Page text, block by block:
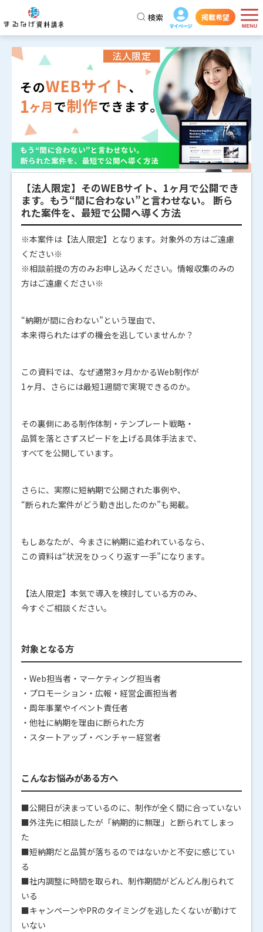
掲載希望
検索
【法人限定】そのWEBサイト、1ヶ月で公開でき
ます。もう“間に合わない”と言わせない。 断ら
れた案件を、最短で公開へ導く方法
※本案件は【法人限定】となります。対象外の方はご遠慮
ください※
※相談前提の方のみお申し込みください。情報収集のみの
方はご遠慮ください※
“納期が間に合わない”という理由で、
本来得られたはずの機会を逃していませんか？
この資料では、なぜ通常3ヶ月かかるWeb制作が
1ヶ月、さらには最短1週間で実現できるのか。
その裏側にある制作体制・テンプレート戦略・
品質を落とさずスピードを上げる具体手法まで、
すべてを公開しています。
さらに、実際に短納期で公開された事例や、
“断られた案件がどう動き出したのか”も掲載。
もしあなたが、今まさに納期に追われているなら、
この資料は“状況をひっくり返す一手”になります。
【法人限定】本気で導入を検討している方のみ、
今すぐご相談ください。
対象となる方
・Web担当者・マーケティング担当者
・プロモーション・広報・経営企画担当者
・周年事業やイベント責任者
・他社に納期を理由に断られた方
・スタートアップ・ベンチャー経営者
こんなお悩みがある方へ
■公開日が決まっているのに、制作が全く間に合っていない
■外注先に相談したが「納期的に無理」と断られてしまっ
た
■短納期だと品質が落ちるのではないかと不安に感じてい
る
■社内調整に時間を取られ、制作期間がどんどん削られて
いる
■キャンペーンやPRのタイミングを逃したくないが動けて
いない